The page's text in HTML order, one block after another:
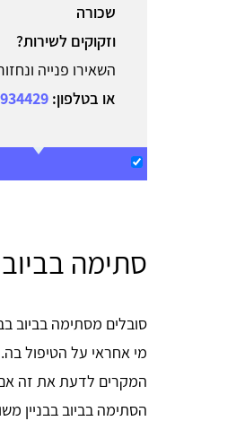
שכורה
וזקוקים לשירות?
השאירו פנייה
או בטלפון:
סתימה
סובלים מסתימה בביוב
מי אחראי על הטיפול
המקרים לדעת את זה אם
הסתימה בביוב בבניין